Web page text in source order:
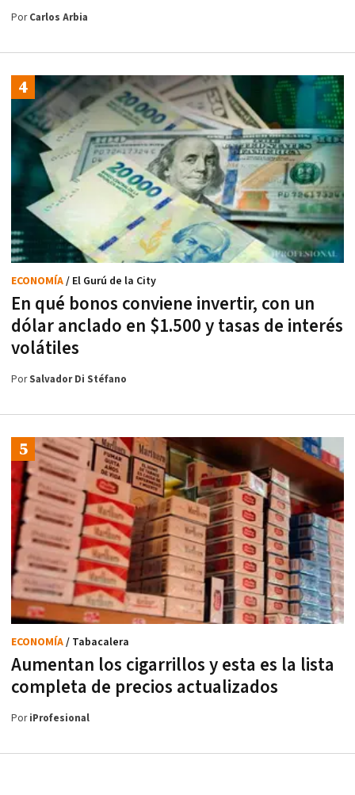
PorCarlos Arbia
En qué bonos conviene invertir, con un
dólar anclado en $1.500 y tasas de interés
volátiles
ECONOMÍA/ El Gurú de la City
PorSalvador Di Stéfano
Aumentan los cigarrillos y esta es la lista
completa de precios actualizados
ECONOMÍA/ Tabacalera
PoriProfesional